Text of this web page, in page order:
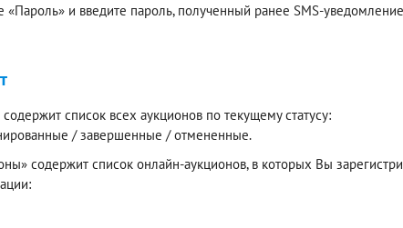
«Пароль» и введите пароль, полученный ранее SMS-
список всех аукционов по текущему статусу:
/ завершенные / отмененные.
содержит список онлайн-аукционов, в которых Вы